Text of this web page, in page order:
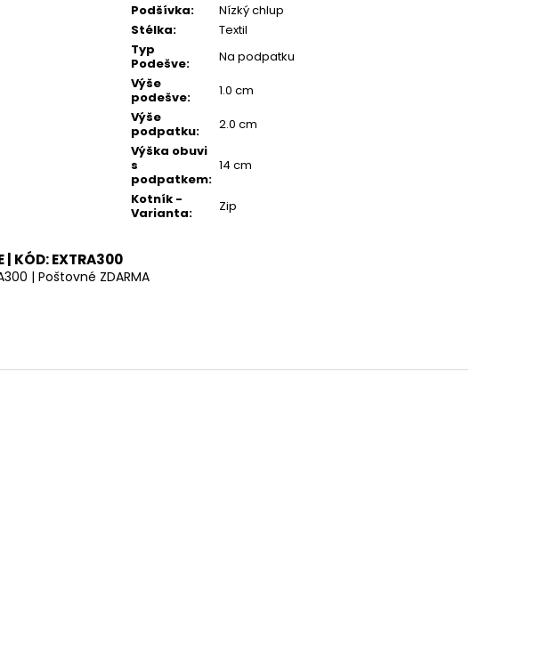
Podšívka:
Nízký chlup
Stélka:
Textil
Typ
Podešve:
Na podpatku
Výše
podešve:
1.0 cm
Výše
podpatku:
2.0 cm
Výška obuvi
s
podpatkem:
14 cm
Kotník -
Varianta: Zip
KÓD: EXTRA300
| Poštovné ZDARMA